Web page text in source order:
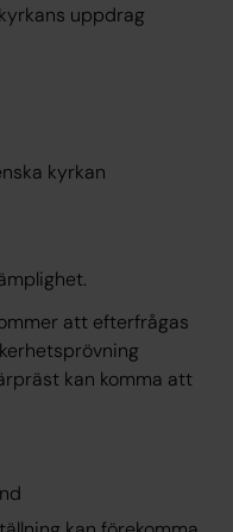
uppdrag
kyrkan
att efterfrågas
kan komma att